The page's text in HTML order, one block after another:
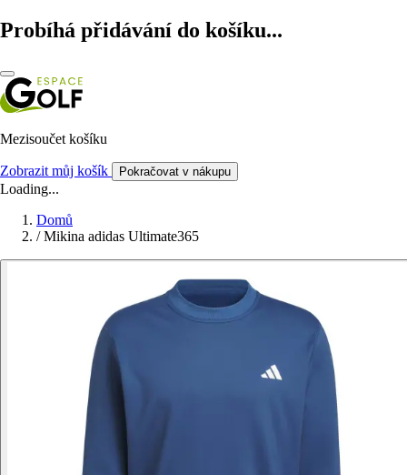
Probíhá přidávání do košíku...
Mezisoučet košíku
Zobrazit můj košík Pokračovat v nákupu
Loading...
Domů
/ Mikina adidas Ultimate365